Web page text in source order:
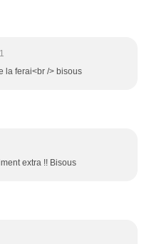
la ferai<br /> bisous
extra !! Bisous